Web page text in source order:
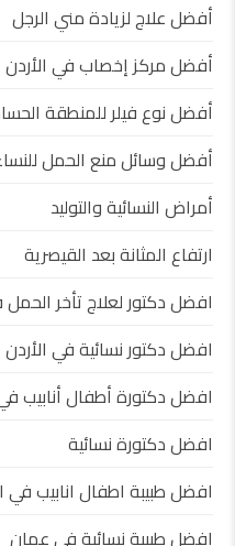
أفضل علاج لزيادة مني الرجل
أفضل مركز إخصاب في الأردن
أفضل نوع فيلر للمنطقة
أفضل وسائل منع الحمل
أمراض النسائية والتوليد
ارتفاع المثانة بعد القيصرية
افضل دكتور لعلاج تأخر الحمل
افضل دكتور نسائية في الأردن
افضل دكتورة أطفال أنابيب
افضل دكتورة نسائية
افضل طبيبة اطفال انابيب في
افضل طبيبة نسائية في عمان